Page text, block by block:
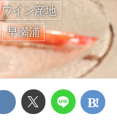
ワイン産地
早瀬浦